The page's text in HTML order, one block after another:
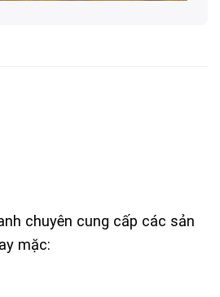
chuyên cung cấp các sản
mặc: